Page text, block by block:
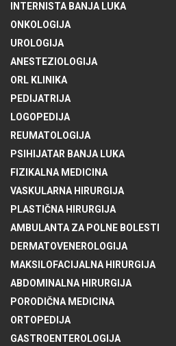
INTERNISTA BANJA LUKA
ONKOLOGIJA
UROLOGIJA
ANESTEZIOLOGIJA
ORL KLINIKA
PEDIJATRIJA
LOGOPEDIJA
REUMATOLOGIJA
PSIHIJATAR BANJA LUKA
FIZIKALNA MEDICINA
VASKULARNA HIRURGIJA
PLASTIČNA HIRURGIJA
AMBULANTA ZA POLNE BOLESTI
DERMATOVENEROLOGIJA
MAKSILOFACIJALNA HIRURGIJA
ABDOMINALNA HIRURGIJA
PORODIČNA MEDICINA
ORTOPEDIJA
GASTROENTEROLOGIJA